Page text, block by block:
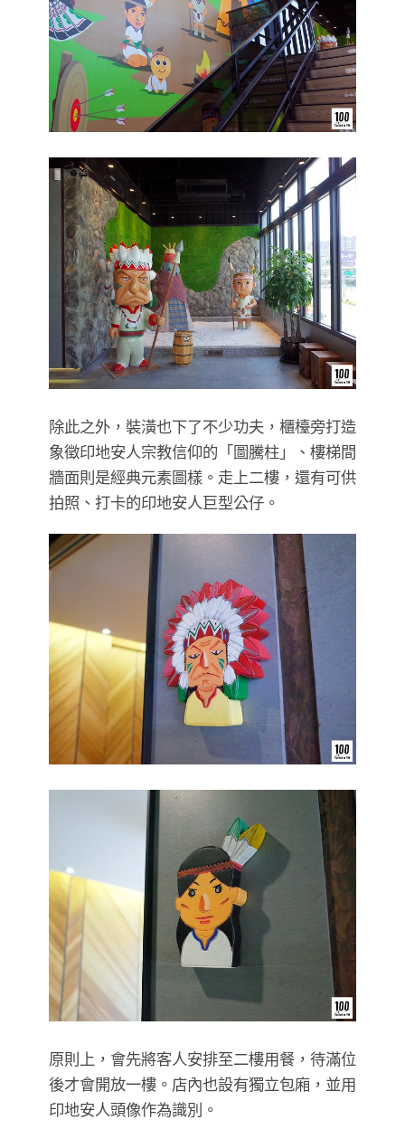
除此之外，裝潢也下了不少功夫，櫃檯旁打造
象徵印地安人宗教信仰的「圖騰柱」、樓梯間
牆面則是經典元素圖樣。走上二樓，還有可供
拍照、打卡的印地安人巨型公仔。
原則上，會先將客人安排至二樓用餐，待滿位
後才會開放一樓。店內也設有獨立包廂，並用
印地安人頭像作為識別。